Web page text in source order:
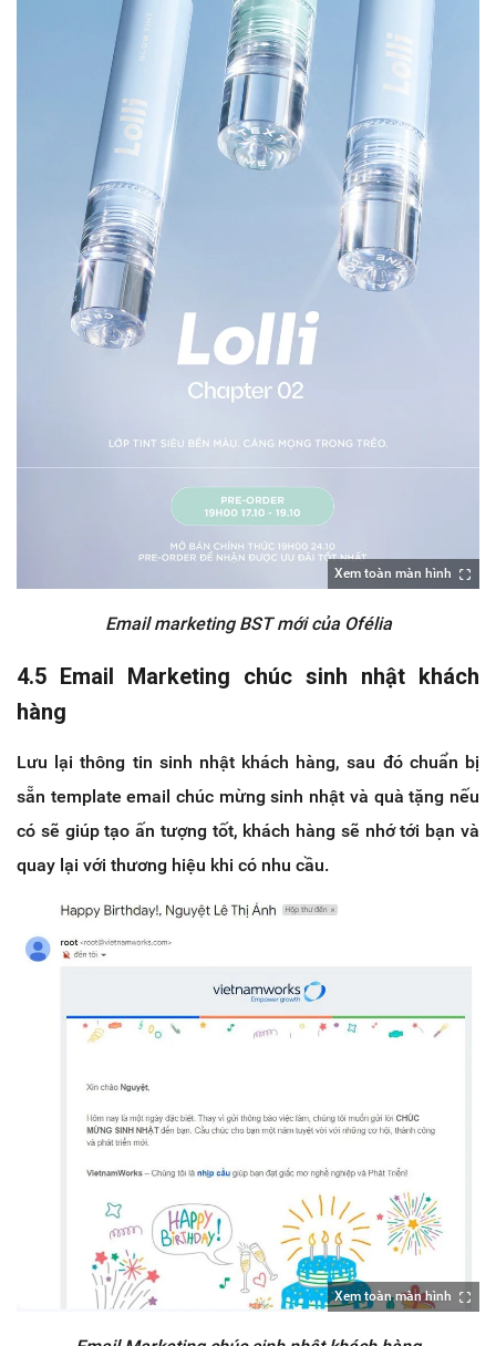
Xem toàn màn hình
Email marketing BST mới của Ofélia
4.5 Email Marketing chúc sinh nhật khách
hàng
Lưu lại thông tin sinh nhật khách hàng, sau đó chuẩn bị
sẵn template email chúc mừng sinh nhật và quà tặng nếu
có sẽ giúp tạo ấn tượng tốt, khách hàng sẽ nhớ tới bạn và
quay lại với thương hiệu khi có nhu cầu.
Xem toàn màn hình